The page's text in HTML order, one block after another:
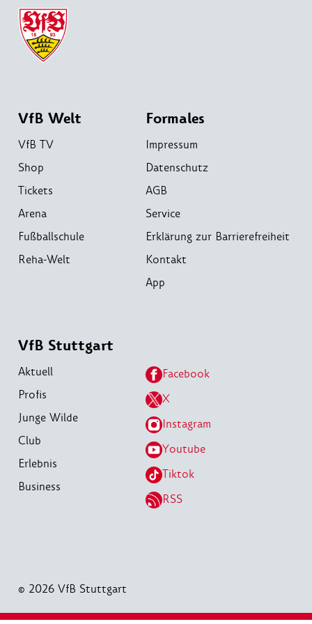
VfB Welt
VfB TV
Shop
Tickets
Arena
Fußballschule
Reha-Welt
Formales
Impressum
Datenschutz
AGB
Service
Erklärung zur Barrierefreiheit
Kontakt
App
VfB Stuttgart
Aktuell
Profis
Junge Wilde
Club
Erlebnis
Business
Facebook
X
Instagram
Youtube
Tiktok
RSS
© 2026 VfB Stuttgart